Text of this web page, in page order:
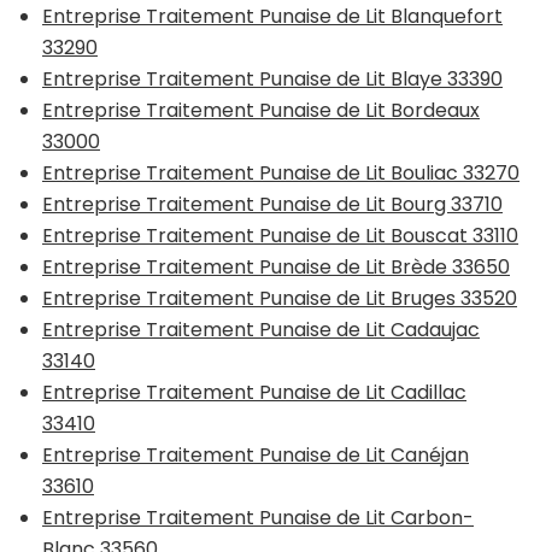
Entreprise Traitement Punaise de Lit Blanquefort
33290
Entreprise Traitement Punaise de Lit Blaye 33390
Entreprise Traitement Punaise de Lit Bordeaux
33000
Entreprise Traitement Punaise de Lit Bouliac 33270
Entreprise Traitement Punaise de Lit Bourg 33710
Entreprise Traitement Punaise de Lit Bouscat 33110
Entreprise Traitement Punaise de Lit Brède 33650
Entreprise Traitement Punaise de Lit Bruges 33520
Entreprise Traitement Punaise de Lit Cadaujac
33140
Entreprise Traitement Punaise de Lit Cadillac
33410
Entreprise Traitement Punaise de Lit Canéjan
33610
Entreprise Traitement Punaise de Lit Carbon-